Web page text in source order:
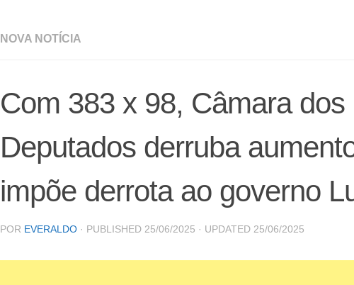
NOVA NOTÍCIA
Com 383 x 98, Câmara dos
Deputados derruba
impõe derrota ao governo
POR EVERALDO · PUBLISHED 25/06/2025 · UPDATED 25/06/2025